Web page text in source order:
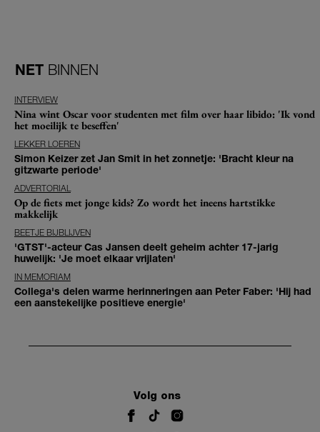
NET BINNEN
INTERVIEW
Nina wint Oscar voor studenten met film over haar libido: 'Ik vond
het moeilijk te beseffen'
LEKKER LOEREN
Simon Keizer zet Jan Smit in het zonnetje: 'Bracht kleur na
gitzwarte periode'
ADVERTORIAL
Op de fiets met jonge kids? Zo wordt het ineens hartstikke
makkelijk
BEETJE BIJBLIJVEN
'GTST'-acteur Cas Jansen deelt geheim achter 17-jarig
huwelijk: 'Je moet elkaar vrijlaten'
IN MEMORIAM
Collega's delen warme herinneringen aan Peter Faber: 'Hij had
een aanstekelijke positieve energie'
Volg ons